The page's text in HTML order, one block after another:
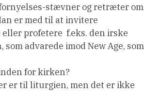
stævner og retræter om
er med til at invitere
profetere  f.eks. den irske
advarede imod New Age, som
for kirken?
er til liturgien, men det er ikke